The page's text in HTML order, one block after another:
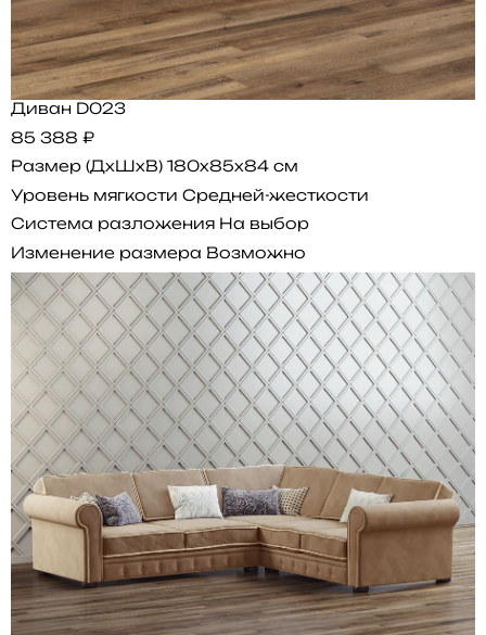
Диван D023
85 388 ₽
Размер (ДхШхВ) 180x85x84 см
Уровень мягкости Средней-жесткости
Система разложения На выбор
Изменение размера Возможно